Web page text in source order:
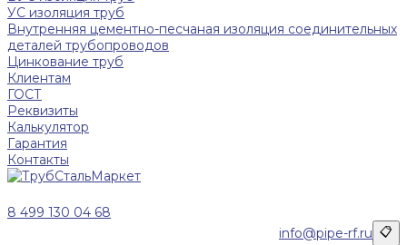
УС изоляция труб
Внутренняя цементно-песчаная изоляция соединительных
деталей трубопроводов
Цинкование труб
Клиентам
ГОСТ
Реквизиты
Калькулятор
Гарантия
Контакты
8 499 130 04 68
info@pipe-rf.ru 📋